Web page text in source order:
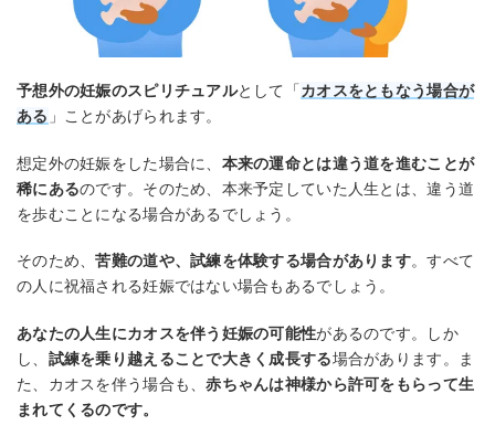
予想外の妊娠のスピリチュアルとして「カオスをともなう場合が
ある 」ことがあげられます。
想定外の妊娠をした場合に、 本来の運命とは違う道を進むことが
稀にあるのです。そのため、本来予定していた人生とは、違う道
を歩むことになる場合があるでしょう。
そのため、苦難の道や、試練を体験する場合があります。すべて
の人に祝福される妊娠ではない場合もあるでしょう。
あなたの人生にカオスを伴う妊娠の可能性があるのです。しか
し、 試練を乗り越えることで大きく成長する場合があります。ま
た、カオスを伴う場合も、赤ちゃんは神様から許可をもらって生
まれてくるのです。